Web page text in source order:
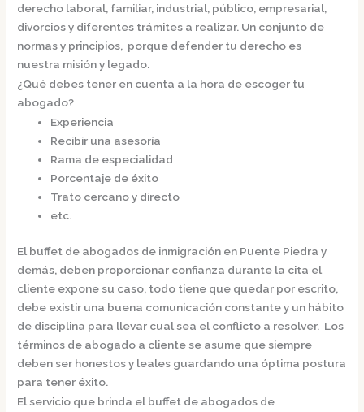
derecho laboral, familiar, industrial, público, empresarial,
divorcios y diferentes trámites a realizar. Un conjunto de
normas y principios, porque defender tu derecho es
nuestra misión y legado.
¿Qué debes tener en cuenta a la hora de escoger tu
abogado?
Experiencia
Recibir una asesoría
Rama de especialidad
Porcentaje de éxito
Trato cercano y directo
etc.
El buffet de abogados de inmigración en Puente Piedray
demás, deben proporcionar confianza durante la cita el
cliente expone su caso, todo tiene que quedar por escrito,
debe existir una buena comunicación constante y un hábito
de disciplina para llevar cual sea el conflicto a resolver. Los
términos de abogado a cliente se asume que siempre
deben ser honestos y leales guardando una óptima postura
para tener éxito.
El servicio que brinda el buffet de abogados de